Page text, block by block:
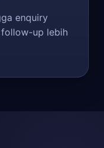
enquiry
follow-up lebih